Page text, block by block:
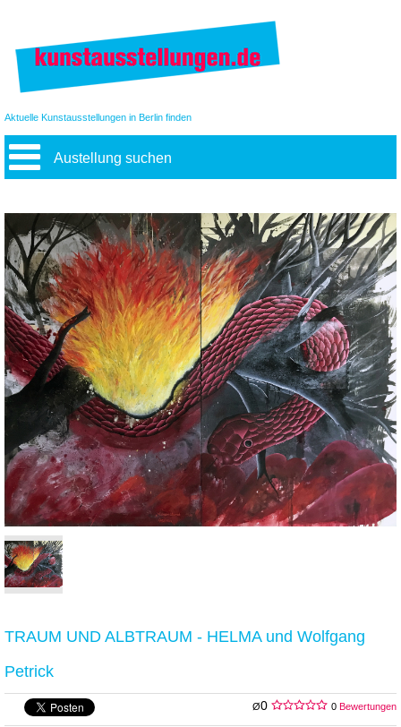
Aktuelle Kunstausstellungen in Berlin finden
Austellung suchen
TRAUM UND ALBTRAUM - HELMA und Wolfgang
Petrick
Ø0 0 Bewertungen